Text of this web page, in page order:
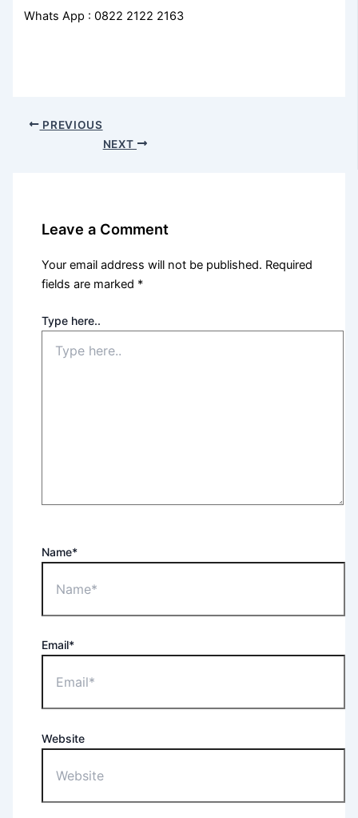
Whats App : 0822 2122 2163
PREVIOUS
NEXT
Leave a Comment
Your email address will not be published. Required
fields are marked *
Type here..
Name*
Email*
Website